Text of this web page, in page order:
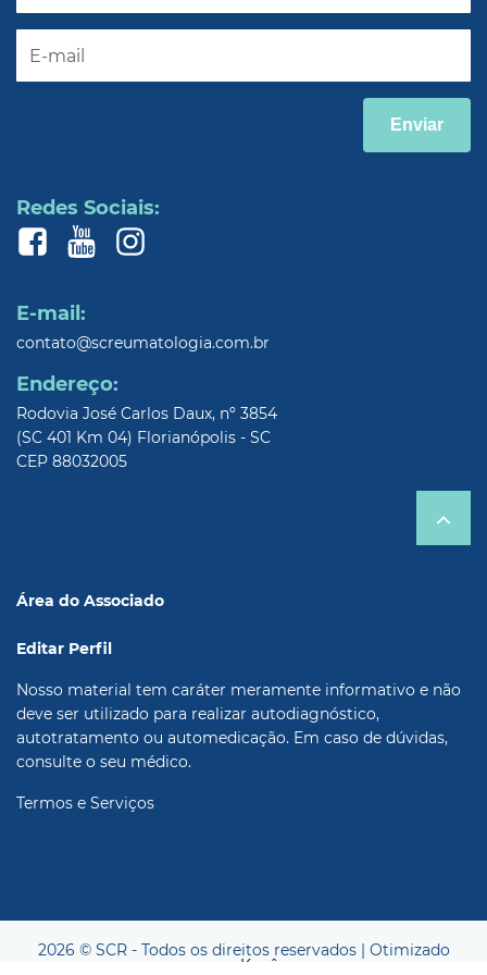
Enviar
Redes Sociais:
E-mail:
contato@screumatologia.com.br
Endereço:
Rodovia José Carlos Daux, nº 3854
(SC 401 Km 04) Florianópolis - SC
CEP 88032005
Área do Associado
Editar Perfil
Nosso material tem caráter meramente informativo e não
deve ser utilizado para realizar autodiagnóstico,
autotratamento ou automedicação. Em caso de dúvidas,
consulte o seu médico.
Termos e Serviços
2026 © SCR - Todos os direitos reservados | Otimizado
Kauê